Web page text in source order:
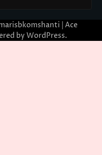
| Ace
by WordPress.